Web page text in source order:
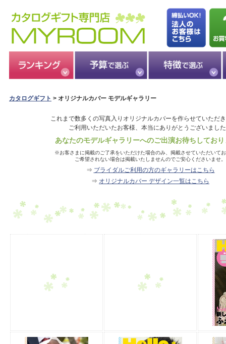
カタログギフト > オリジナルカバー モデルギャラリー
これまで数多くの写真入りオリジナルカバーを作らせていただ
ご利用いただいたお客様、本当にありがとうございまし
あなたのモデルギャラリーへのご出演お待ちしてお
※お客さまに掲載のご了承をいただけた場合のみ、掲載させていただいて
ご希望されない場合は掲載いたしませんのでご安心くださいませ。
⇒ ブライダルご利用の方のギャラリーはこちら
⇒ オリジナルカバー デザイン一覧はこちら